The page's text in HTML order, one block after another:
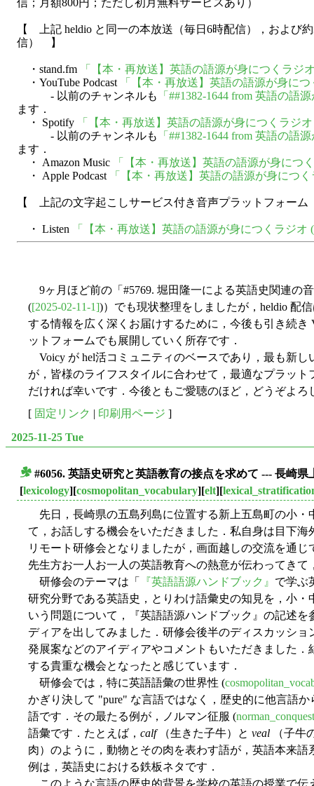
信；月額800円；ただし初月無料サービスあり）
【 上記 heldio と同一の本放送（毎日6時配信），および
信） 】
・stand.fm
「【本・再放送】英語の語源が身につくラジ
・YouTube Podcast
「【本・再放送】英語の語源が身に
- 以前のチャンネルも
「##1382-1644 from 英語の語
ます．
・ Spotify
「【本・再放送】英語の語源が身につくラジオ
- 以前のチャンネルも
「##1382-1644 from 英語の語
ます．
・ Amazon Music
「【本・再放送】英語の語源が身につ
・ Apple Podcast
「【本・再放送】英語の語源が身につ
【 上記の文字起こしサービス付き音声プラットフォー
・ Listen 「【本・再放送】英語の語源が身につくラジオ
9ヶ月ほど前の「#5769. 堀田隆一による英語史関連の
([2025-02-11-1])）でも現状整理をしましたが，heldio 配
する情報を広く深くお届けするために，今後も引き続
ットフォームでも展開していく所存です．
Voicy が hel活コミュニティのベースであり，最も新
が，皆様のライフスタイルに合わせて，最適なプラット
だければ幸いです．今後ともご愛聴のほど，どうぞよろ
[ 固定リンク | 印刷用ページ ]
2025-11-25 Tue
#6056. 英語史研究と英語教育の接点を求めて --- 長崎県
[lexicology][cosmopolitan_vocabulary][elt][
先日，長崎県の五島列島に位置する新上五島町の小・
て，お話しする機会をいただきました．私自身は目下
リモート研修会となりましたが，画面越しの交流を通
先生方お一人お一人の英語教育への熱意が伝わってき
研修会のテーマは「
『英語語源ハンドブック』 で学ぶ
研究分野である英語史，とりわけ語彙史の知見を，小
いう問題について，『英語語源ハンドブック』の記述
ディアを出してみました．研修会後半のディスカッシ
発展案などのアイディアやコメントもいただきました
する貴重な機会となったと感じています．
研修会では，特に英語語彙の世界性 (
かぎり決して "pure" な言語ではなく，歴史的に他言語
語です．その最たる例が，ノルマン征服 (norman_conquest
語彙です．たとえば， calf（生きた子牛）と veal （子牛
肉）のように，動物とその肉を表わす語が，英語本来
例は，英語史における鉄板ネタです．